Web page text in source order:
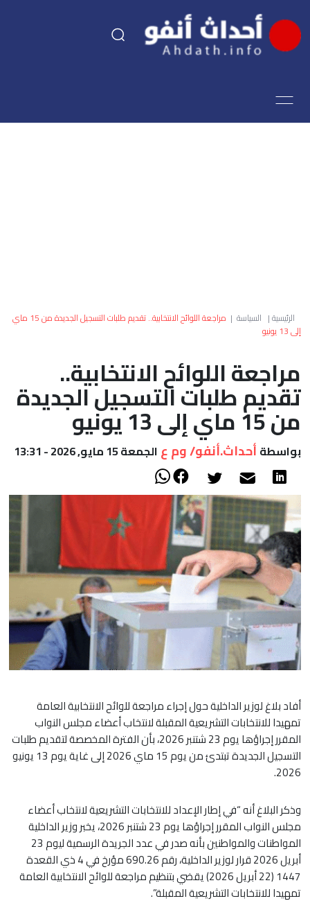
اقتصاد
العالم
الصحراء
الرئيسية| السياسة |
مراجعة اللوائح الانتخابية.. تقديم طلبات التسجيل الجديدة من 15 ماي
إلى 13 يونيو
مراجعة اللوائح الانتخابية..
تقديم طلبات التسجيل الجديدة
من 15 ماي إلى 13 يونيو
بواسطة أحداث.أنفو/ وم ع الجمعة 15 مايو, 2026 - 13:31
أفاد بلاغ لوزير الداخلية حول إجراء مراجعة للوائح الانتخابية العامة
تمهيدا للانتخابات التشريعية المقبلة لانتخاب أعضاء مجلس النواب
المقرر إجراؤها يوم 23 شتنبر 2026، بأن الفترة المخصصة لتقديم طلبات
التسجيل الجديدة تبتدئ من يوم 15 ماي 2026 إلى غاية يوم 13 يونيو
2026.
وذكر البلاغ أنه “في إطار الإعداد للانتخابات التشريعية لانتخاب أعضاء
مجلس النواب المقرر إجراؤها يوم 23 شتنبر 2026، يخبر وزير الداخلية
المواطنات والمواطنين بأنه صدر في عدد الجريدة الرسمية ليوم 23
أبريل 2026 قرار لوزير الداخلية، رقم 690.26 مؤرخ في 4 ذي القعدة
1447 (22 أبريل 2026) يقضي بتنظيم مراجعة للوائح الانتخابية العامة
تمهيدا للانتخابات التشريعية المقبلة”.